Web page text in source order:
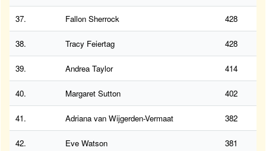
37. Fallon Sherrock 428
38. Tracy Feiertag 428
39. Andrea Taylor 414
40. Margaret Sutton 402
41. Adriana van Wijgerden-Vermaat 382
42. Eve Watson 381